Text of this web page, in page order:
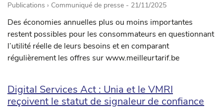
Publications › Communiqué de presse - 21/11/2025
Des économies annuelles plus ou moins importantes
restent possibles pour les consommateurs en questionnant
l’utilité réelle de leurs besoins et en comparant
régulièrement les offres sur www.meilleurtarif.be
Digital Services Act : Unia et le VMRI
reçoivent le statut de signaleur de confiance